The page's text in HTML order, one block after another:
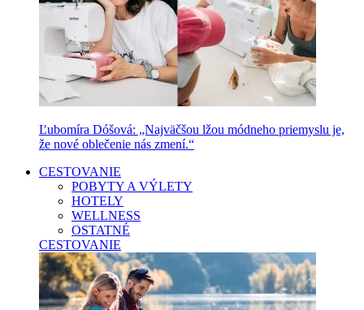
Ľubomíra Dóšová: „Najväčšou lžou módneho priemyslu je,
že nové oblečenie nás zmení.“
CESTOVANIE
POBYTY A VÝLETY
HOTELY
WELLNESS
OSTATNÉ
CESTOVANIE